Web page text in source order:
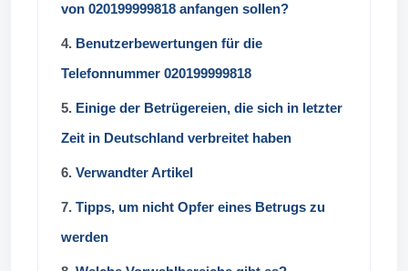
von 020199999818 anfangen sollen?
4. Benutzerbewertungen für die
Telefonnummer 020199999818
5. Einige der Betrügereien, die sich in letzter
Zeit in Deutschland verbreitet haben
6. Verwandter Artikel
7. Tipps, um nicht Opfer eines Betrugs zu
werden